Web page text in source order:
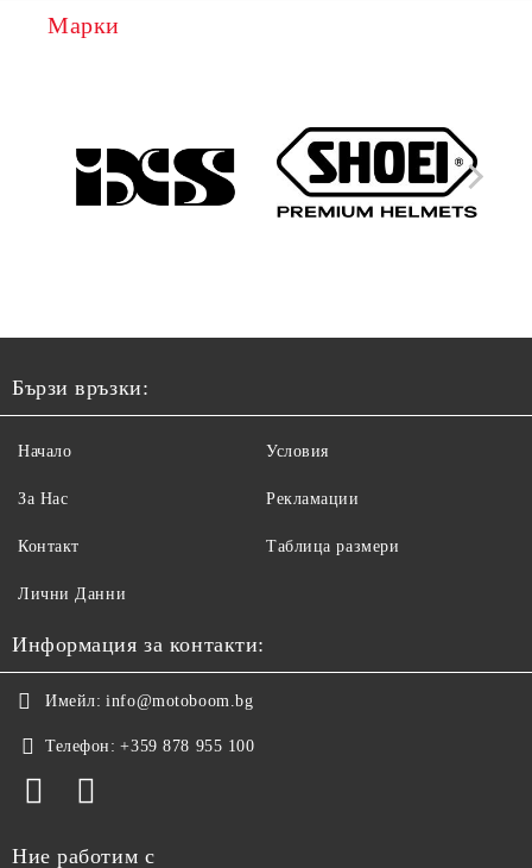
Марки
Бързи връзки:
Начало
За Нас
Контакт
Лични Данни
Условия
Рекламации
Таблица размери
Информация за контакти:
Имейл: info@motoboom.bg
Телефон: +359 878 955 100
Ние работим с